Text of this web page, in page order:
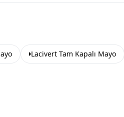
Lacivert Tam Kapalı Mayo